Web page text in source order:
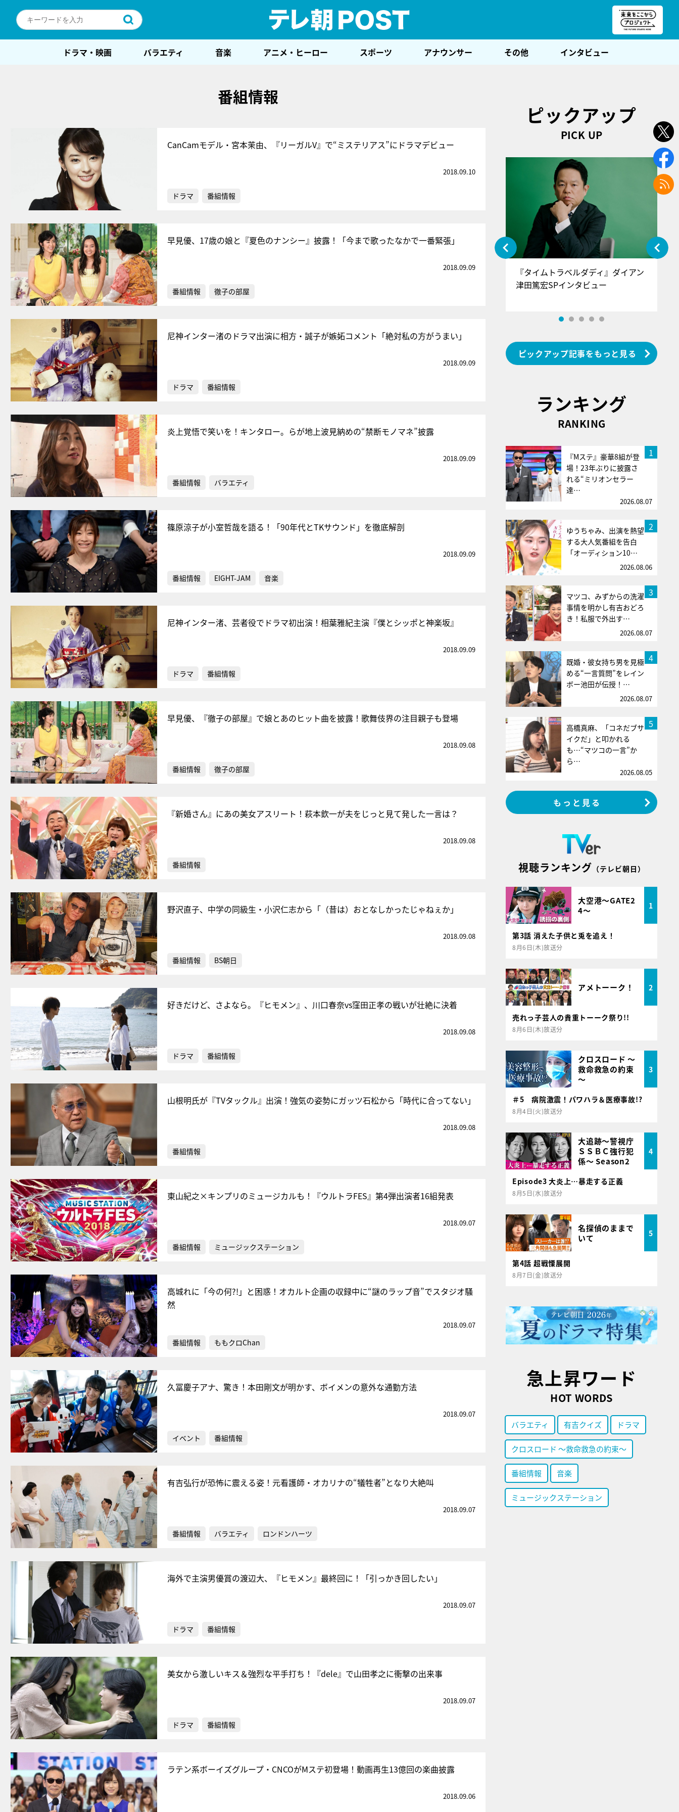
ドラマ・映画 バラエティ 音楽 アニメ・ヒーロー スポーツ アナウンサー その他 インタビュー
番組情報
CanCamモデル・宮本茉由、『リーガルV』で“ミステリアス”にドラマデビュー
2018.09.10
ドラマ 番組情報
早見優、17歳の娘と『夏色のナンシー』披露！「今まで歌ったなかで一番緊張」
2018.09.09
番組情報 徹子の部屋
尼神インター渚のドラマ出演に相方・誠子が嫉妬コメント「絶対私の方がうまい」
2018.09.09
ドラマ 番組情報
炎上覚悟で笑いを！キンタロー。らが地上波見納めの“禁断モノマネ”披露
2018.09.09
番組情報 バラエティ
篠原涼子が小室哲哉を語る！「90年代とTKサウンド」を徹底解剖
2018.09.09
番組情報 EIGHT-JAM 音楽
尼神インター渚、芸者役でドラマ初出演！相葉雅紀主演『僕とシッポと神楽坂』
2018.09.09
ドラマ 番組情報
早見優、『徹子の部屋』で娘とあのヒット曲を披露！歌舞伎界の注目親子も登場
2018.09.08
番組情報 徹子の部屋
『新婚さん』にあの美女アスリート！萩本欽一が夫をじっと見て発した一言は？
2018.09.08
番組情報
野沢直子、中学の同級生・小沢仁志から「（昔は）おとなしかったじゃねぇか」
2018.09.08
番組情報 BS朝日
好きだけど、さよなら。『ヒモメン』、川口春奈vs窪田正孝の戦いが壮絶に決着
2018.09.08
ドラマ 番組情報
山根明氏が『TVタックル』出演！強気の姿勢にガッツ石松から「時代に合ってない」
2018.09.08
番組情報
東山紀之×キンプリのミュージカルも！『ウルトラFES』第4弾出演者16組発表
2018.09.07
番組情報 ミュージックステーション
高城れに「今の何?!」と困惑！オカルト企画の収録中に“謎のラップ音”でスタジオ騒
然
2018.09.07
番組情報 ももクロChan
久冨慶子アナ、驚き！本田剛文が明かす、ボイメンの意外な通勤方法
2018.09.07
イベント 番組情報
有吉弘行が恐怖に震える姿！元看護師・オカリナの“犠牲者”となり大絶叫
2018.09.07
番組情報 バラエティ ロンドンハーツ
海外で主演男優賞の渡辺大、『ヒモメン』最終回に！「引っかき回したい」
2018.09.07
ドラマ 番組情報
美女から激しいキス＆強烈な平手打ち！『dele』で山田孝之に衝撃の出来事
2018.09.07
ドラマ 番組情報
ラテン系ボーイズグループ・CNCOがMステ初登場！動画再生13億回の楽曲披露
2018.09.06
ピックアップ
PICK UP
『アイ＝ラブ！げーみんぐ』＝LOV
『タイムトラベルダディ』ダイアン
津田篤宏SPインタビュー
ピックアップ記事をもっと見る
ランキング
RANKING
1
『Mステ』豪華8組が登
場！23年ぶりに披露さ
れる“ミリオンセラー
達…
2026.08.07
2
ゆうちゃみ、出演を熱望
する大人気番組を告白
「オーディション10…
2026.08.06
3
マツコ、みずからの洗濯
事情を明かし有吉おどろ
き！私服で外出す…
2026.08.07
4
既婚・彼女持ち男を見極
める“一言質問”をレイン
ボー池田が伝授！…
2026.08.07
5
高橋真麻、「コネだブサ
イクだ」と叩かれる
も…“マツコの一言”か
ら…
2026.08.05
もっと見る
視聴ランキング （テレビ朝日）
大空港～GATE2
4～
1
第3話 消えた子供と兎を追え！
8月6日(木)放送分
アメトーーク！ 2
売れっ子芸人の貴重トーーク祭り!!
8月6日(木)放送分
クロスロード ～
救命救急の約束
～
3
＃5 病院激震！パワハラ＆医療事故!?
8月4日(火)放送分
大追跡～警視庁
ＳＳＢＣ強行犯
係～ Season2
4
Episode3 大炎上…暴走する正義
8月5日(水)放送分
名探偵のままで
いて
5
第4話 超戦慄展開
8月7日(金)放送分
急上昇ワード
HOT WORDS
バラエティ 有吉クイズ ドラマ
クロスロード ～救命救急の約束～
番組情報 音楽
ミュージックステーション